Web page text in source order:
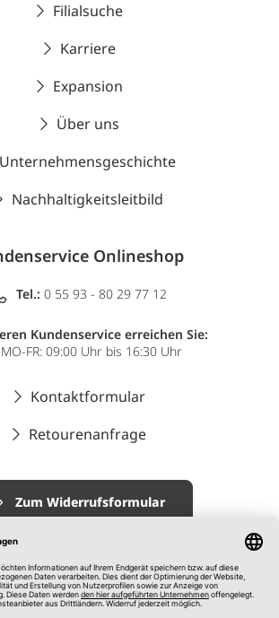
Filialsuche
Karriere
Expansion
Über uns
Unternehmensgeschichte
Nachhaltigkeitsleitbild
Onlineshop
Tel.: 0 55 93 - 80 29 77 12
Kundenservice erreichen Sie:
MO-FR: 09:00 Uhr bis 16:30 Uhr
Kontaktformular
Retourenanfrage
Zum Widerrufsformular
Impressum
AGB